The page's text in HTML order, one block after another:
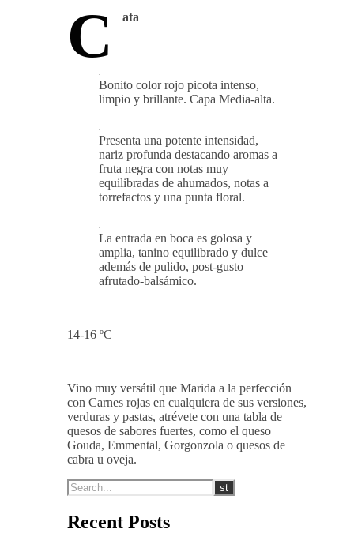
C ata
Bonito color rojo picota intenso,
limpio y brillante. Capa Media-alta.
Presenta una potente intensidad,
nariz profunda destacando aromas a
fruta negra con notas muy
equilibradas de ahumados, notas a
torrefactos y una punta floral.
La entrada en boca es golosa y
amplia, tanino equilibrado y dulce
además de pulido, post-gusto
afrutado-balsámico.
14-16 ºC
Vino muy versátil que Marida a la perfección
con Carnes rojas en cualquiera de sus versiones,
verduras y pastas, atrévete con una tabla de
quesos de sabores fuertes, como el queso
Gouda, Emmental, Gorgonzola o quesos de
cabra u oveja.
Recent Posts